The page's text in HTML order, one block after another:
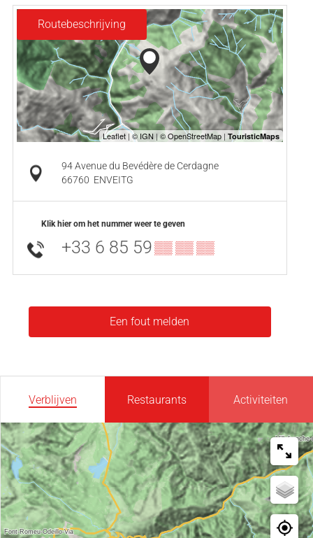
Routebeschrijving
94 Avenue du Bevédère de Cerdagne
66760 ENVEITG
Klik hier om het nummer weer te geven
+33 6 85 59▒▒ ▒▒ ▒▒
Een fout melden
Verblijven Restaurants Activiteiten